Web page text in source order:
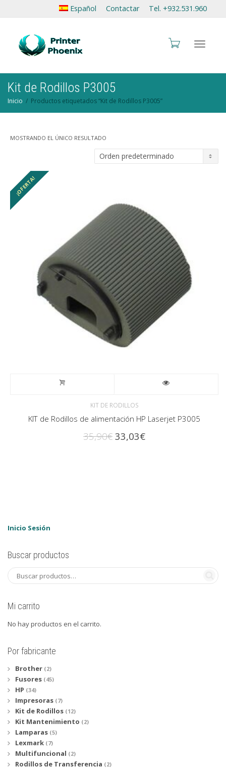
Español Contactar Tel. +932.531.960
Kit de Rodillos P3005
Inicio Productos etiquetados “Kit de Rodillos P3005”
MOSTRANDO EL ÚNICO RESULTADO
¡OFERTA!
KIT DE RODILLOS
KIT de Rodillos de alimentación HP Laserjet P3005
35,90€ El
33,03€El
Inicio Sesión
Buscar productos
Mi carrito
No hay productos en el carrito.
Por fabricante
Brother (2)
Fusores (45)
HP (34)
Impresoras (7)
Kit de Rodillos (12)
Kit Mantenimiento (2)
Lamparas (5)
Lexmark (7)
Multifuncional (2)
Rodillos de Transferencia (2)